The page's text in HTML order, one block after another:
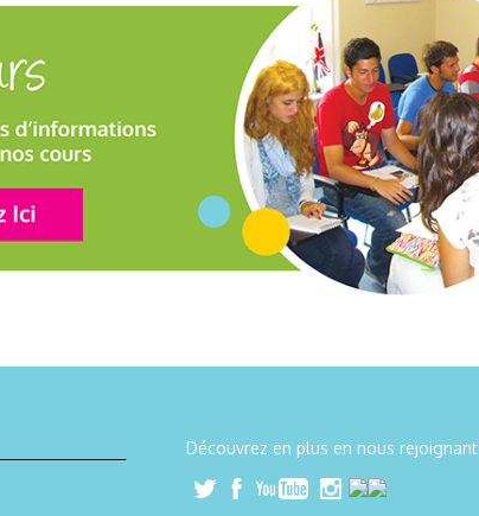
Découvrez en plus en nous rejoignant